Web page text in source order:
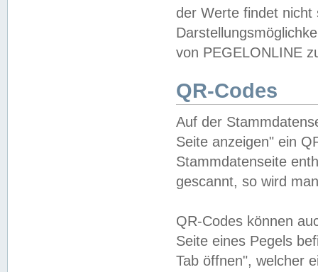
der Werte findet
von PEGELONLINE
QR-Codes
Auf der
Seite anzeigen" ein
Stammdatenseite
gescannt, so wird
QR-Codes können
Seite eines Pegels
Tab öffnen", welcher